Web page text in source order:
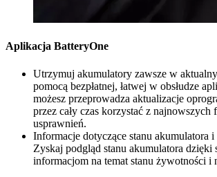
Aplikacja BatteryOne
Utrzymuj akumulatory zawsze w
pomocą bezpłatnej, łatwej w obsłudze
możesz przeprowadza aktualizacje
przez cały czas korzystać z najnowszych
usprawnień.
Informacje dotyczące stanu akumulatora
Zyskaj podgląd stanu akumulatora dzięki
informacjom na temat stanu żywotności i